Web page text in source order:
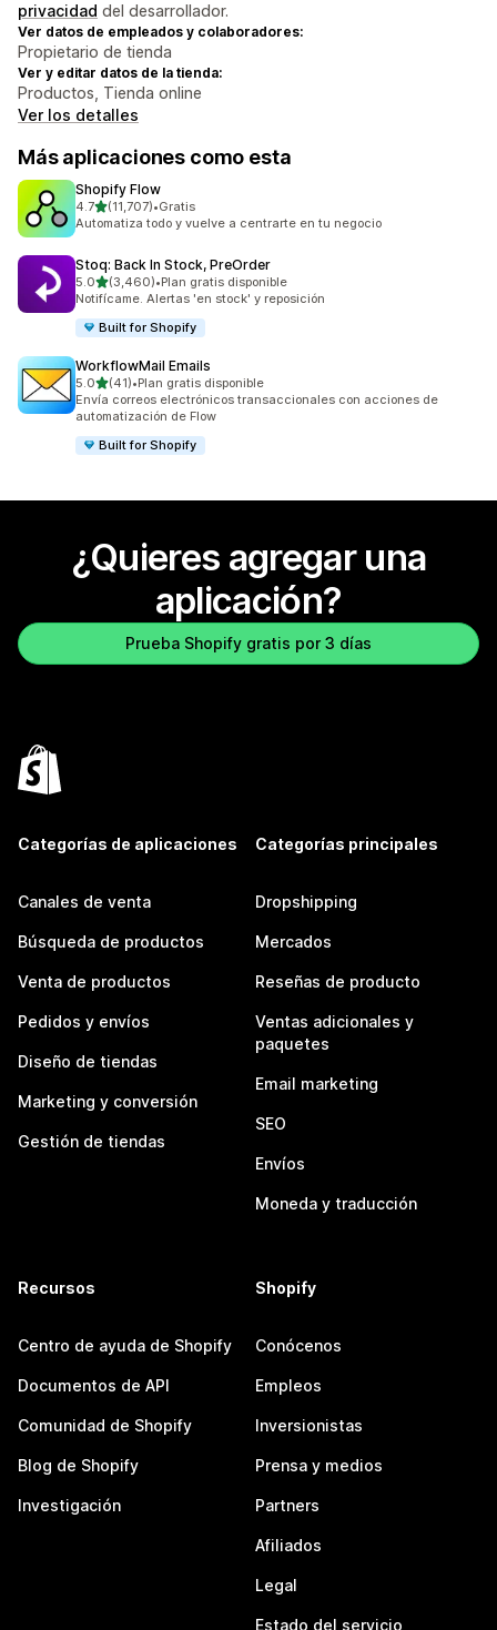
privacidad del desarrollador.
Ver datos de empleados y colaboradores:
Propietario de tienda
Ver y editar datos de la tienda:
Productos, Tienda online
Ver los detalles
Más aplicaciones como esta
Shopify Flow
4.7de 5 estrellas
(11,707)
11707 reseñas en total
•Gratis
Automatiza todo y vuelve a centrarte en tu negocio
Stoq: Back In Stock, PreOrder
5.0de 5 estrellas
(3,460)
3460 reseñas en total
•Plan gratis disponible
Notifícame. Alertas 'en stock' y reposición
Built for Shopify
WorkflowMail Emails
5.0de 5 estrellas
(41)
41 reseñas en total
•Plan gratis disponible
Envía correos electrónicos transaccionales con acciones de
automatización de Flow
Built for Shopify
¿Quieres agregar una
aplicación?
Prueba Shopify gratis por 3 días
Categorías de aplicaciones
Canales de venta
Búsqueda de productos
Venta de productos
Pedidos y envíos
Diseño de tiendas
Marketing y conversión
Gestión de tiendas
Categorías principales
Dropshipping
Mercados
Reseñas de producto
Ventas adicionales y
paquetes
Email marketing
SEO
Envíos
Moneda y traducción
Recursos
Centro de ayuda de Shopify
Documentos de API
Comunidad de Shopify
Blog de Shopify
Investigación
Shopify
Conócenos
Empleos
Inversionistas
Prensa y medios
Partners
Afiliados
Legal
Estado del servicio